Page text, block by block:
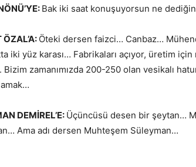
Bak iki saat konuşuyorsun ne dediğin
ÖZAL’A: Öteki dersen faizci… Canbaz…
iki yüz karası… Fabrikaları açıyor, üretim
zamanımızda 200-250 olan vesikalı
DEMİREL’E: Üçüncüsü desen bir şeytan…
Ama adı dersen Muhteşem Süleyman…